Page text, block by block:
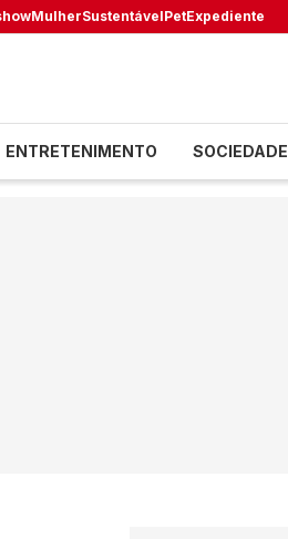
MulherSustentávelPetExpediente
ENTRETENIMENTO SOCIEDADE